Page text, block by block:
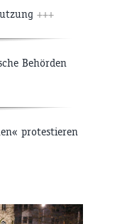
+++
Behörden
protestieren